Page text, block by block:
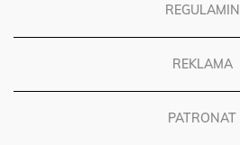
REGULAMIN
REKLAMA
PATRONAT